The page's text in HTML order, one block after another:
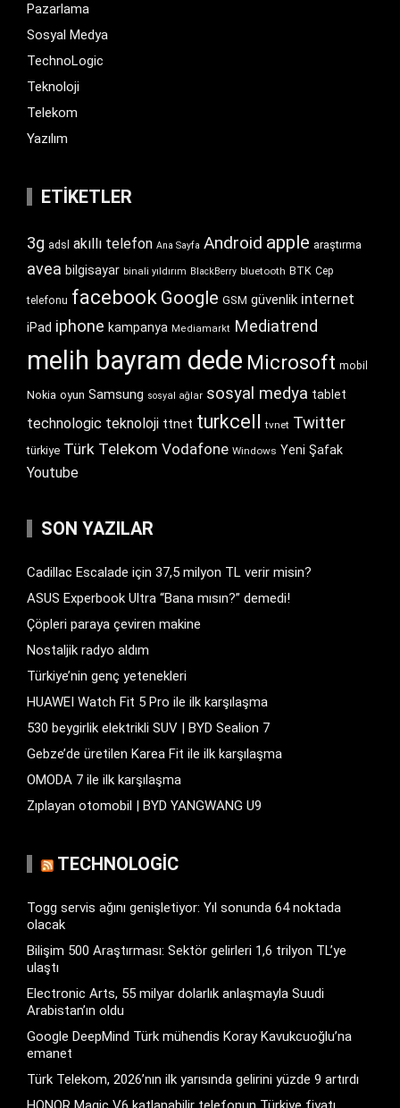
Pazarlama
Sosyal Medya
TechnoLogic
Teknoloji
Telekom
Yazılım
ETIKETLER
3g adsl akıllı telefon Ana Sayfa Android apple araştırma
avea bilgisayar binali yıldırım BlackBerry bluetooth BTK Cep
telefonu facebook Google GSM güvenlik internet
iPad iphone kampanya Mediamarkt Mediatrend
melih bayram dede Microsoft mobil
Nokia oyun Samsung sosyal ağlar sosyal medya tablet
technologic teknoloji ttnet turkcell tvnet Twitter
türkiye Türk Telekom Vodafone Windows Yeni Şafak
Youtube
SON YAZILAR
Cadillac Escalade için 37,5 milyon TL verir misin?
ASUS Experbook Ultra “Bana mısın?” demedi!
Çöpleri paraya çeviren makine
Nostaljik radyo aldım
Türkiye’nin genç yetenekleri
HUAWEI Watch Fit 5 Pro ile ilk karşılaşma
530 beygirlik elektrikli SUV | BYD Sealion 7
Gebze’de üretilen Karea Fit ile ilk karşılaşma
OMODA 7 ile ilk karşılaşma
Zıplayan otomobil | BYD YANGWANG U9
TECHNOLOGIC
Togg servis ağını genişletiyor: Yıl sonunda 64 noktada
olacak
Bilişim 500 Araştırması: Sektör gelirleri 1,6 trilyon TL’ye
ulaştı
Electronic Arts, 55 milyar dolarlık anlaşmayla Suudi
Arabistan’ın oldu
Google DeepMind Türk mühendis Koray Kavukcuoğlu’na
emanet
Türk Telekom, 2026’nın ilk yarısında gelirini yüzde 9 artırdı